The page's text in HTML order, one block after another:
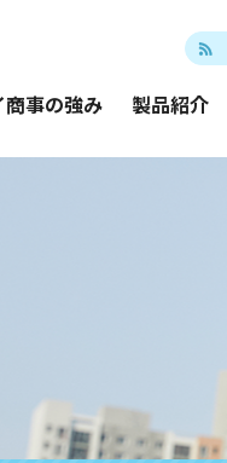
商事の強み 製品紹介